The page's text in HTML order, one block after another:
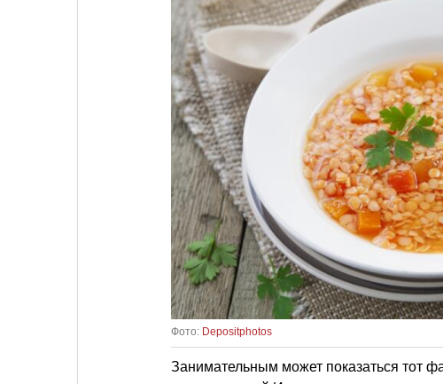
Фото: Depositphotos
Занимательным может показаться тот